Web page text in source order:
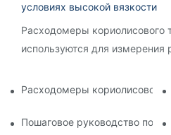
условиях высокой вязкости
Расходомеры кориолисового
используются для измерения
Расходомеры кориолисового
Пошаговое руководство по